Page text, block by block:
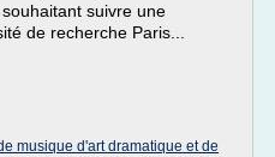
suivre une
de recherche Paris...
musique d'art dramatique et de